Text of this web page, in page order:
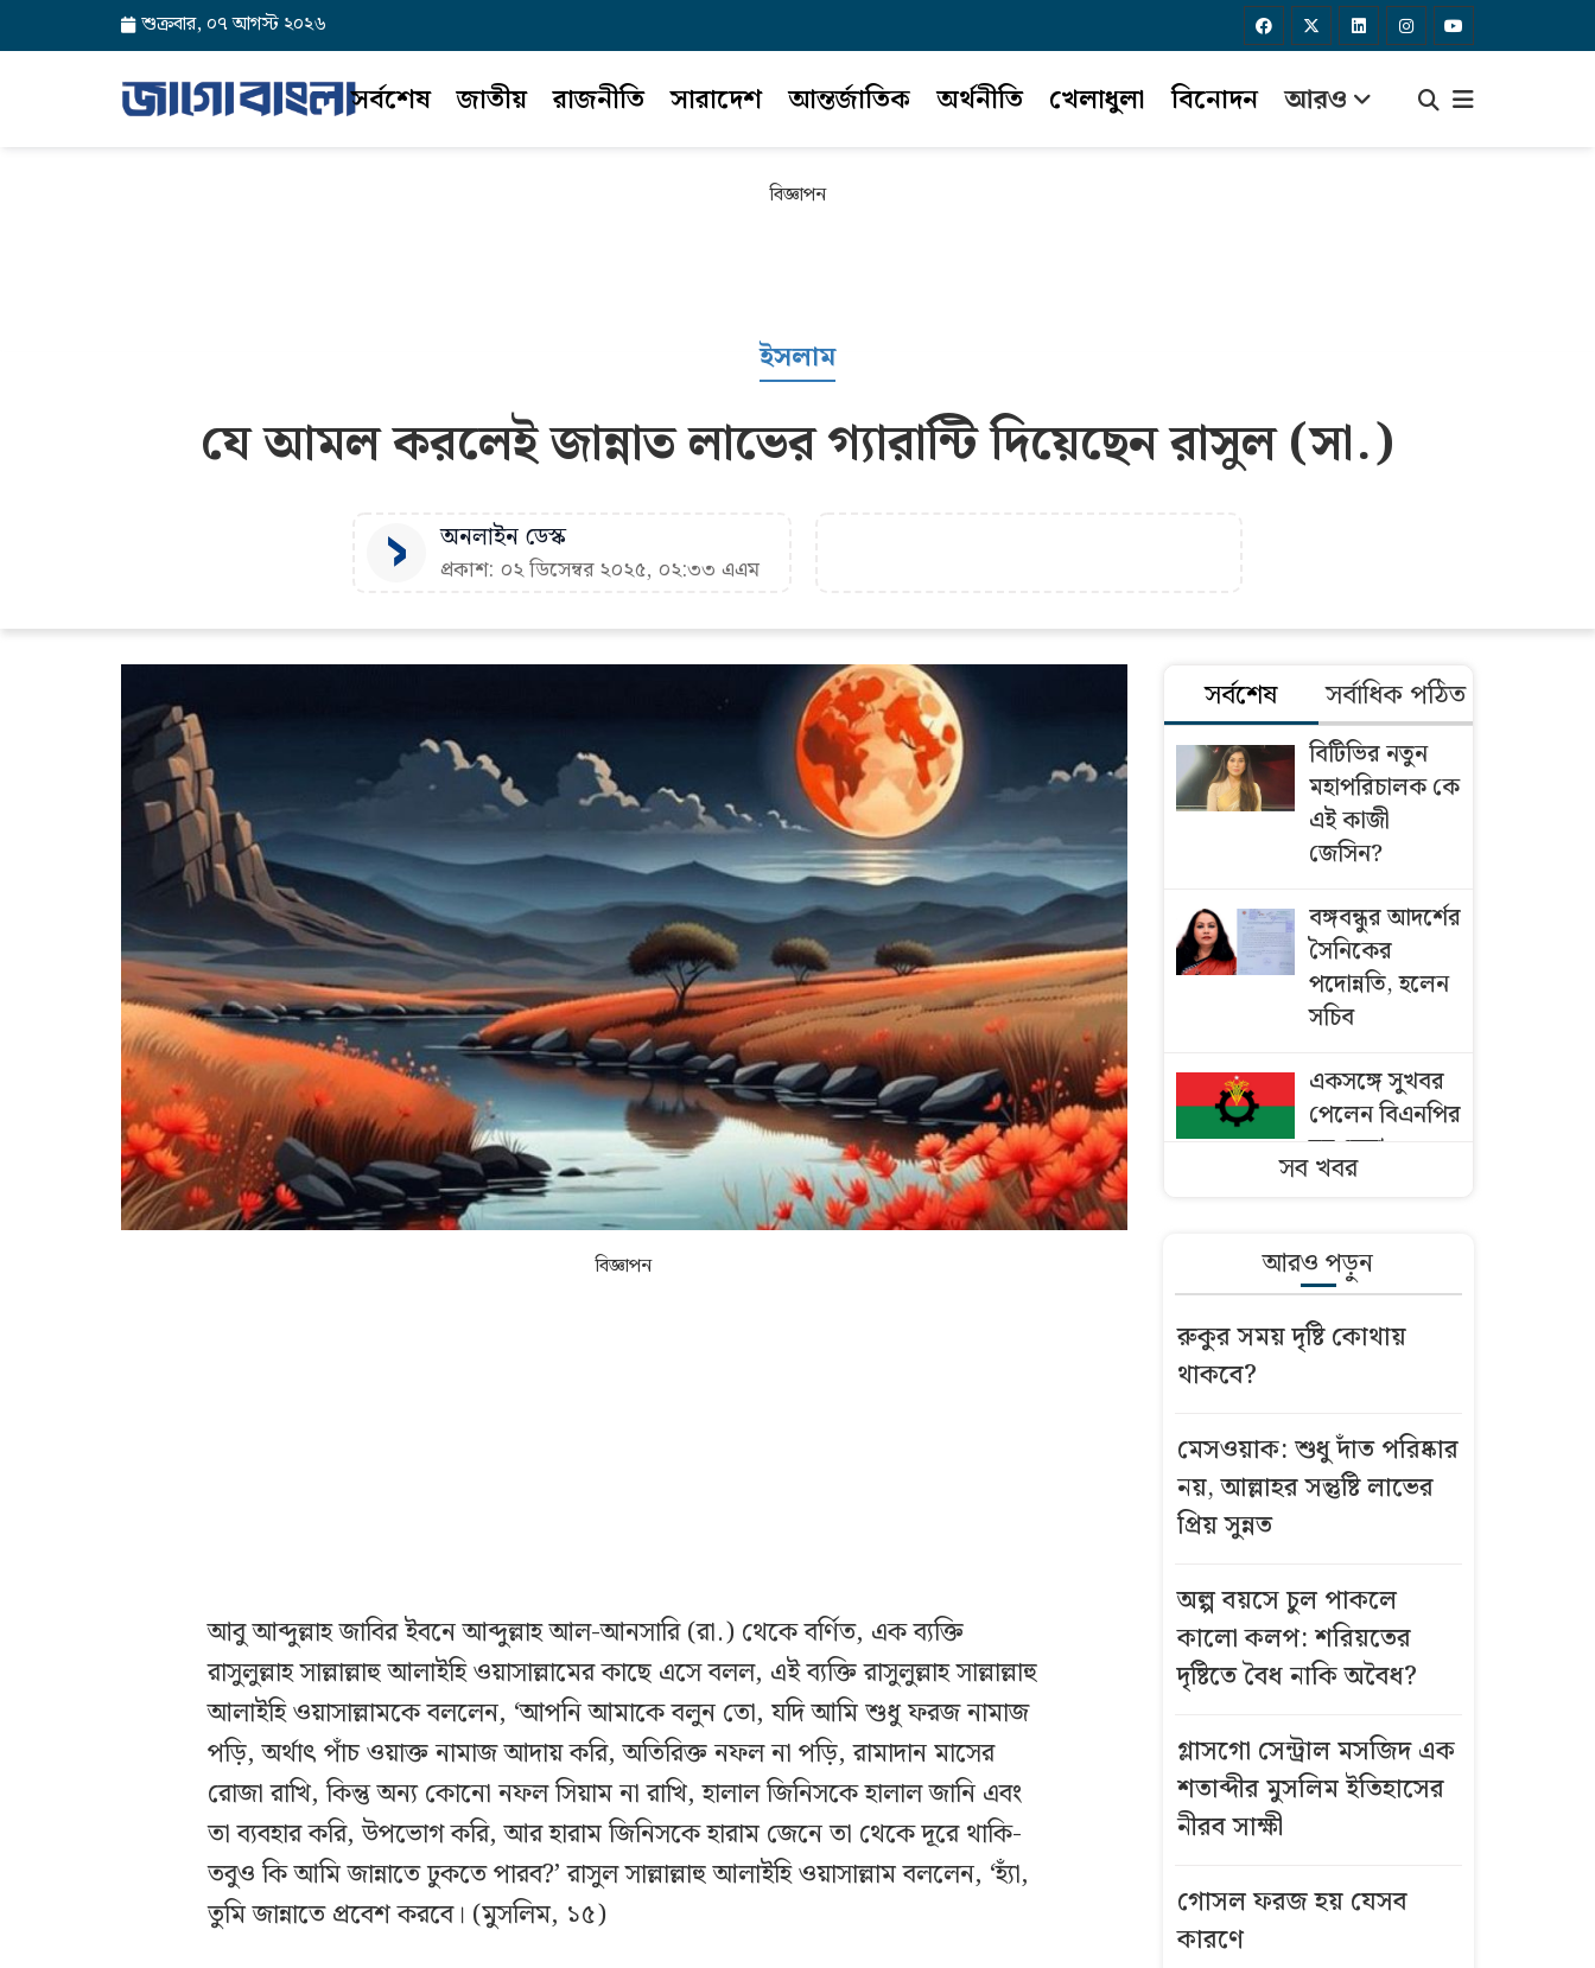
শুক্রবার, ০৭ আগস্ট ২০২৬
সর্বশেষ জাতীয় রাজনীতি সারাদেশ আন্তর্জাতিক অর্থনীতি খেলাধুলা বিনোদন আরও
বিজ্ঞাপন
ইসলাম
যে আমল করলেই জান্নাত লাভের গ্যারান্টি দিয়েছেন রাসুল (সা.)
অনলাইন ডেস্ক
প্রকাশ: ০২ ডিসেম্বর ২০২৫, ০২:৩৩ এএম
বিজ্ঞাপন
আবু আব্দুল্লাহ জাবির ইবনে আব্দুল্লাহ আল-আনসারি (রা.) থেকে বর্ণিত, এক ব্যক্তি
রাসুলুল্লাহ সাল্লাল্লাহু আলাইহি ওয়াসাল্লামের কাছে এসে বলল, এই ব্যক্তি রাসুলুল্লাহ সাল্লাল্লাহু
আলাইহি ওয়াসাল্লামকে বললেন, ‘আপনি আমাকে বলুন তো, যদি আমি শুধু ফরজ নামাজ
পড়ি, অর্থাৎ পাঁচ ওয়াক্ত নামাজ আদায় করি, অতিরিক্ত নফল না পড়ি, রামাদান মাসের
রোজা রাখি, কিন্তু অন্য কোনো নফল সিয়াম না রাখি, হালাল জিনিসকে হালাল জানি এবং
তা ব্যবহার করি, উপভোগ করি, আর হারাম জিনিসকে হারাম জেনে তা থেকে দূরে থাকি-
তবুও কি আমি জান্নাতে ঢুকতে পারব?’ রাসুল সাল্লাল্লাহু আলাইহি ওয়াসাল্লাম বললেন, ‘হ্যাঁ,
তুমি জান্নাতে প্রবেশ করবে। (মুসলিম, ১৫)
সর্বশেষ সর্বাধিক পঠিত
বিটিভির নতুন
মহাপরিচালক কে
এই কাজী
জেসিন?
বঙ্গবন্ধুর আদর্শের
সৈনিকের
পদোন্নতি, হলেন
সচিব
একসঙ্গে সুখবর
পেলেন বিএনপির
ছয় নেতা
হাইকমিশনারের
বাসভবনে আগুন
বাংলাদেশি
মসজিদের মাইক
নিয়ে অমিত
বিমানবন্দরে
ভিআইপি-
সবাইকে তল্লাশির
নির্দেশ
ফুলেল শুভেচ্ছা
সব খবর
আরও পড়ুন
রুকুর সময় দৃষ্টি কোথায়
থাকবে?
মেসওয়াক: শুধু দাঁত পরিষ্কার
নয়, আল্লাহর সন্তুষ্টি লাভের
প্রিয় সুন্নত
অল্প বয়সে চুল পাকলে
কালো কলপ: শরিয়তের
দৃষ্টিতে বৈধ নাকি অবৈধ?
গ্লাসগো সেন্ট্রাল মসজিদ এক
শতাব্দীর মুসলিম ইতিহাসের
নীরব সাক্ষী
গোসল ফরজ হয় যেসব
কারণে